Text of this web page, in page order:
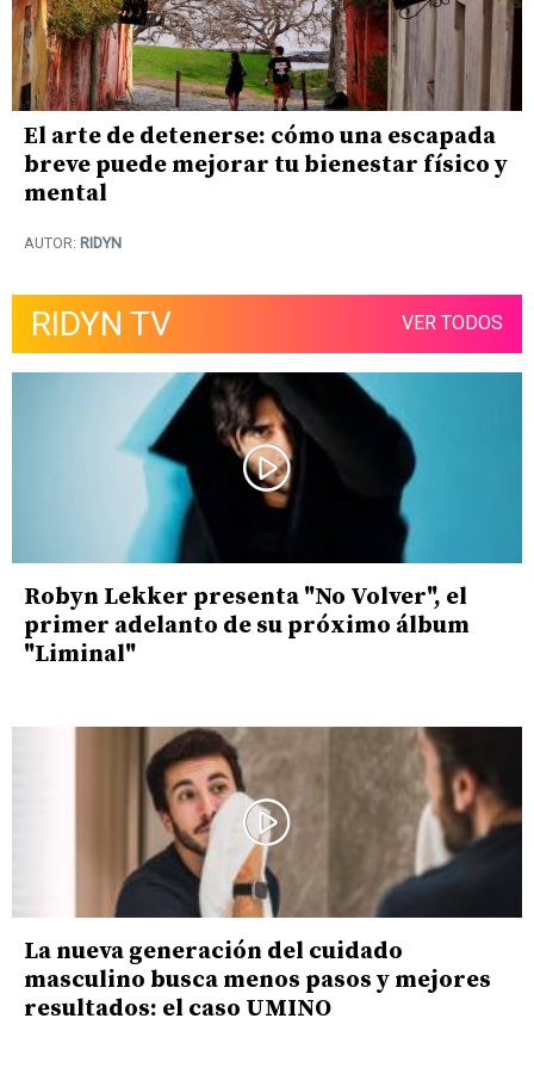
El arte de detenerse: cómo una escapada
breve puede mejorar tu bienestar físico y
mental
AUTOR: RIDYN
RIDYN TV VER TODOS
Robyn Lekker presenta "No Volver", el
primer adelanto de su próximo álbum
"Liminal"
La nueva generación del cuidado
masculino busca menos pasos y mejores
resultados: el caso UMINO